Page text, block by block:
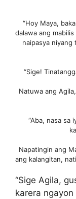
“Hoy Maya,
dalawa ang
naipasya niyang
“Sige!
Natuwa ang
“Aba, nasa sa
Napatingin ang
ang kalangitan,
“Sige Agila,
karera